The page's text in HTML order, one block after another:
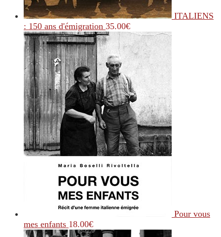
ITALIENS
: 150 ans d'émigration 35.00€
Pour vous
mes enfants 18.00€